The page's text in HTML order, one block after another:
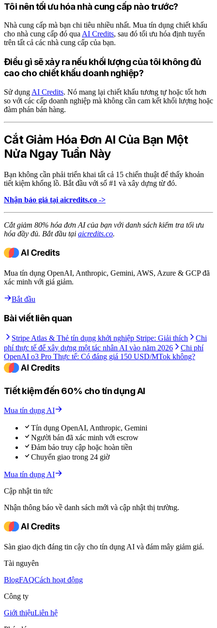
Tôi nên tối ưu hóa nhà cung cấp nào trước?
Nhà cung cấp mà bạn chi tiêu nhiều nhất. Mua tín dụng chiết khấu
cho nhà cung cấp đó qua AI Credits, sau đó tối ưu hóa định tuyến
trên tất cả các nhà cung cấp của bạn.
Điều gì sẽ xảy ra nếu khối lượng của tôi không đủ
cao cho chiết khấu doanh nghiệp?
Sử dụng AI Credits. Nó mang lại chiết khấu tương tự hoặc tốt hơn
so với các cấp doanh nghiệp mà không cần cam kết khối lượng hoặc
đàm phán bán hàng.
Cắt Giảm Hóa Đơn AI Của Bạn Một
Nửa Ngay Tuần Này
Bạn không cần phải triển khai tất cả 15 chiến thuật để thấy khoản
tiết kiệm khổng lồ. Bắt đầu với số #1 và xây dựng từ đó.
Nhận báo giá tại aicredits.co ->
Cắt giảm 80% hóa đơn AI của bạn với danh sách kiểm tra tối ưu
hóa đầy đủ. Bắt đầu tại aicredits.co.
Mua tín dụng OpenAI, Anthropic, Gemini, AWS, Azure & GCP đã
xác minh với giá giảm.
Bắt đầu
Bài viết liên quan
Stripe Atlas & Thẻ tín dụng khởi nghiệp Stripe: Giải thích
Chi
phí thực tế để xây dựng một tác nhân AI vào năm 2026
Chi phí
OpenAI o3 Pro Thực tế: Có đáng giá 150 USD/MTok không?
Tiết kiệm đến 60% cho tín dụng AI
Mua tín dụng AI
Tín dụng OpenAI, Anthropic, Gemini
Người bán đã xác minh với escrow
Đảm bảo truy cập hoặc hoàn tiền
Chuyển giao trong 24 giờ
Mua tín dụng AI
Cập nhật tin tức
Nhận thông báo về danh sách mới và cập nhật thị trường.
Sàn giao dịch đáng tin cậy cho tín dụng AI và đám mây giảm giá.
Tài nguyên
BlogFAQCách hoạt động
Công ty
Giới thiệuLiên hệ